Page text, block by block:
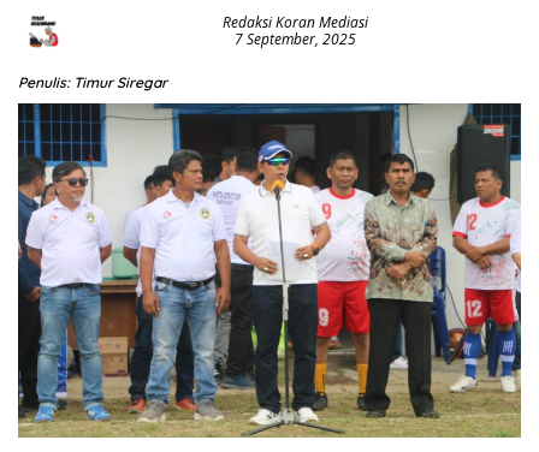
Redaksi Koran Mediasi
7 September, 2025
Penulis: Timur Siregar